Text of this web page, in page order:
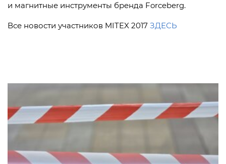
и магнитные инструменты бренда Forceberg.
Все новости участников MITEX 2017 ЗДЕСЬ